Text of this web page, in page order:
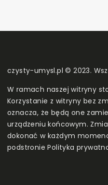
czysty-umysl.pl © 2023.
W ramach naszej witryny
Korzystanie z witryny bez
oznacza, że będą one
urządzeniu końcowym.
dokonać w każdym
podstroniePolityka